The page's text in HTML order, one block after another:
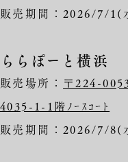
販売期間：2026/7/
ららぽーと横浜
販売場所： 〒224-
4035-1-1階ﾉｰｽｺｰﾄ
販売期間：2026/7/